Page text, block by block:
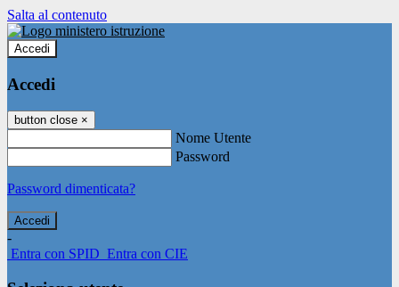
Salta al contenuto
Accedi
Accedi
button close ×
Nome Utente
Password
Password dimenticata?
-
Entra con SPID Entra con CIE